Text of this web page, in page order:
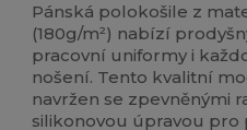
Pánská polokošile z
(180g/m²) nabízí
pracovní uniformy i
nošení. Tento kvalitní
navržen se zpevněnými
silikonovou úpravou pro